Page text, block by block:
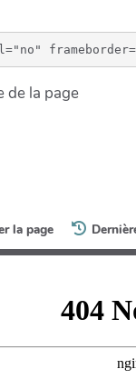
de la page
la page